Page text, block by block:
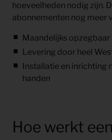
hoeveelheden nodig zijn.
abonnementen nog meer
Maandelijks opzegbaar
Levering door heel
Installatie en inrichting
handen
Hoe werkt